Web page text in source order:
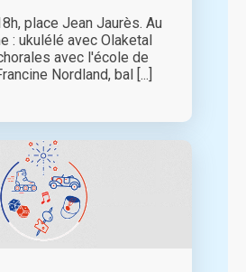
place Jean Jaurès. Au
: ukulélé avec Olaketal
avec l'école de
Nordland, bal [...]